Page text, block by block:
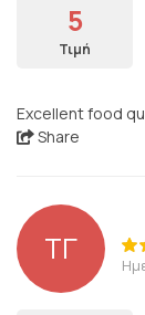
5
Τιμή
Excellent food
Share
ΤΓ